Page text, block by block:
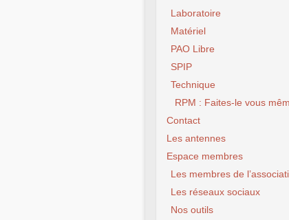
Laboratoire
Matériel
PAO Libre
SPIP
Technique
RPM : Faites-le vous
Contact
Les antennes
Espace membres
Les membres de
Les réseaux sociaux
Nos outils